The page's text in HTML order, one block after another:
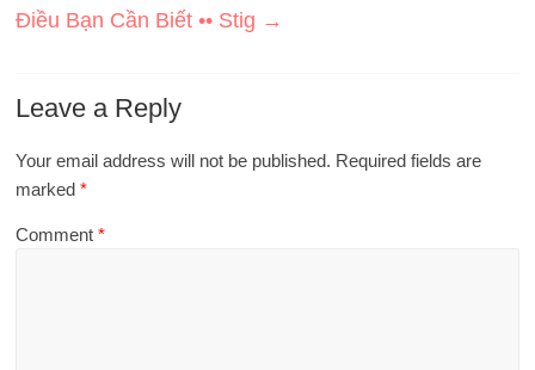
Điều Bạn Cần Biết •• Stig →
Leave a Reply
Your email address will not be published. Required fields are
marked*
Comment*